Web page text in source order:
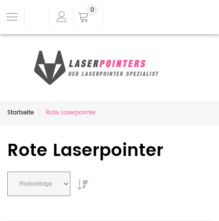
0
Startseite Rote Laserpointer
Rote Laserpointer